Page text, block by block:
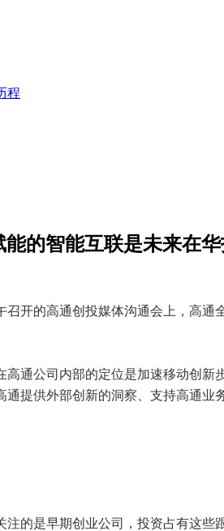
程
的智能互联是未来在
召开的高通创投媒体沟通会上，高
高通公司内部的定位是加速移动创
提供外部创新的洞察、支持高通业
注的是早期创业公司，投资占有这些